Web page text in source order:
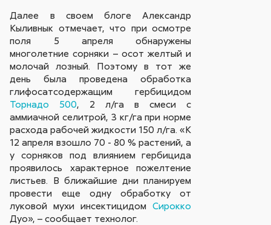
Далее в своем блоге Александр
Кыливнык отмечает, что при осмотре
поля 5 апреля обнаружены
многолетние сорняки – осот желтый и
молочай лозный. Поэтому в тот же
день была проведена обработка
глифосатсодержащим гербицидом
Торнадо 500, 2 л/га в смеси с
аммиачной селитрой, 3 кг/га при норме
расхода рабочей жидкости 150 л/га. «К
12 апреля взошло 70 - 80 % растений, а
у сорняков под влиянием гербицида
проявилось характерное пожелтение
листьев. В ближайшие дни планируем
провести еще одну обработку от
луковой мухи инсектицидомСирокко
Дуо», – сообщает технолог.